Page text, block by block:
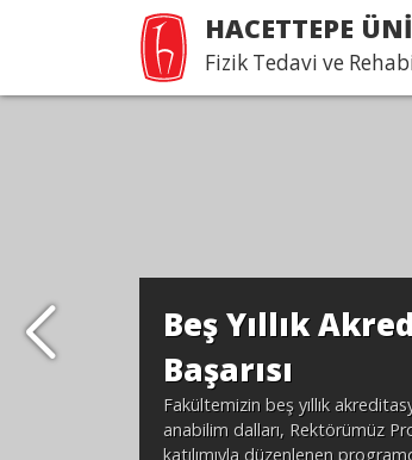
HACETTEPE
Fizik Tedavi ve
Beş Yıllık
Başarısı
Fakültemizin beş yıllık
anabilim dalları, Rektörümüz
katılımıyla düzenlenen